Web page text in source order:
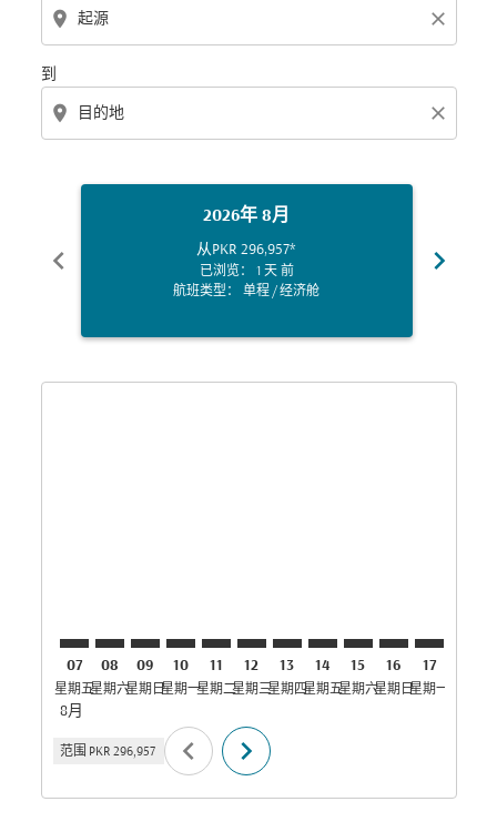
location_on close
到
location_on close
chevron_left
2026年 8月
从PKR 296,957*
已浏览： 1 天 前
航班类型： 单程 /经济舱
chevron_right
07
星期五
8月
08
星期六
09
星期日
10
星期一
11
星期二
12
星期三
13
星期四
14
星期五
15
星期六
16
星期日
17
星期一星期二
范围 PKR 296,957 chevron_left chevron_right